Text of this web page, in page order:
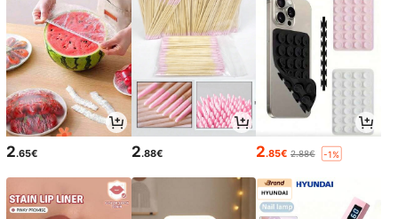
2.65€ 2.88€ 2.85€ 2.88€ -1%